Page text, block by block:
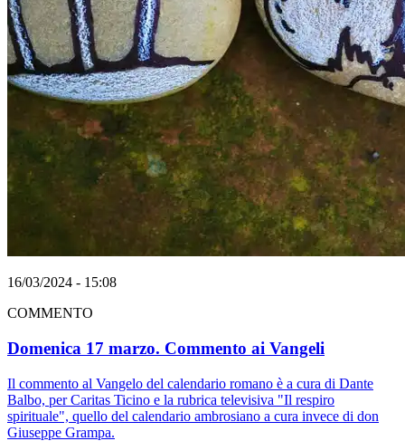
16/03/2024 - 15:08
COMMENTO
Domenica 17 marzo. Commento ai Vangeli
Il commento al Vangelo del calendario romano è a cura di Dante
Balbo, per Caritas Ticino e la rubrica televisiva "Il respiro
spirituale", quello del calendario ambrosiano a cura invece di don
Giuseppe Grampa.